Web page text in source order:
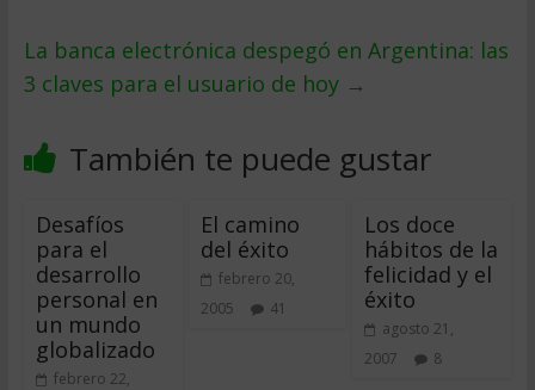
La banca electrónica despegó en Argentina: las
3 claves para el usuario de hoy →
También te puede gustar
Desafíos
para el
desarrollo
personal en
un mundo
globalizado
febrero 22,
El camino
del éxito
febrero 20,
2005
41
Los doce
hábitos de la
felicidad y el
éxito
agosto 21,
2007
8